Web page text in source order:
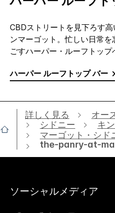
CBDストリートを見下ろす
ンマーゴット。忙しい日常
ごすハーパー・ルーフトップ
ハーパー ルーフトップ バー
詳しく見る
オー
シドニー
キ
マーゴット・シド
the-panry-at-
ソーシャルメディア